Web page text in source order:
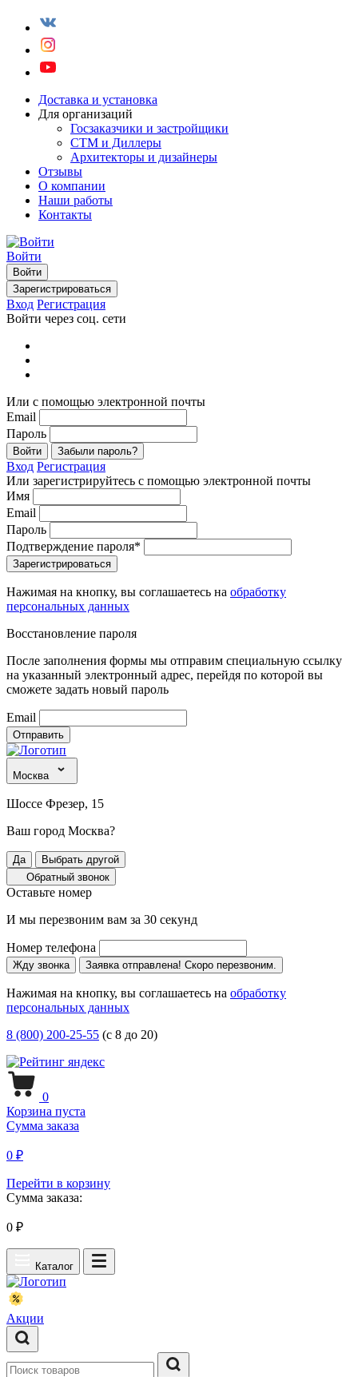
Доставка и установка
Для организаций
Госзаказчики и застройщики
СТМ и Диллеры
Архитекторы и дизайнеры
Отзывы
О компании
Наши работы
Контакты
Войти
Войти
Зарегистрироваться
Вход Регистрация
Войти через соц. сети
Или с помощью электронной почты
Email
Пароль
Войти Забыли пароль?
Вход Регистрация
Или зарегистрируйтесь с помощью электронной почты
Имя
Email
Пароль
Подтверждение пароля*
Зарегистрироваться
Нажимая на кнопку, вы соглашаетесь на обработку
персональных данных
Восстановление пароля
После заполнения формы мы отправим специальную ссылку
на указанный электронный адрес, перейдя по которой вы
сможете задать новый пароль
Email
Отправить
Москва
Шоссе Фрезер, 15
Ваш город Москва?
Да
Выбрать другой
Обратный звонок
Оставьте номер
И мы перезвоним вам за 30 секунд
Номер телефона
Жду звонка Заявка отправлена! Скоро перезвоним.
Нажимая на кнопку, вы соглашаетесь на обработку
персональных данных
8 (800) 200-25-55 (с 8 до 20)
0
Корзина пуста
Сумма заказа
0 ₽
Перейти в корзину
Сумма заказа:
0 ₽
Каталог
Акции